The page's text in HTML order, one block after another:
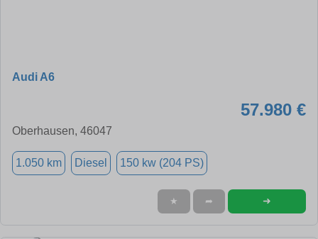
Audi A6
57.980 €
Oberhausen, 46047
1.050 km Diesel 150 kw (204 PS)
★ ➦ ➜